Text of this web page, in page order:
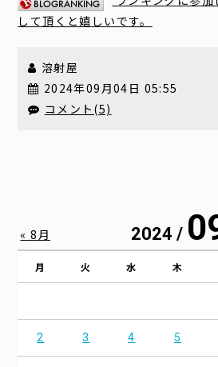
して頂くと嬉しいです。
溶射屋
2024年09月04日 05:55
コメント(5)
2024 /
月 火 水 木
2 3 4 5
« 8月